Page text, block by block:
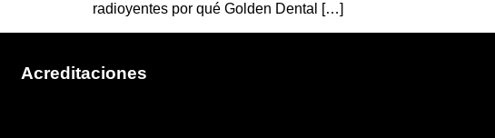
radioyentes por qué Golden Dental […]
Acreditaciones